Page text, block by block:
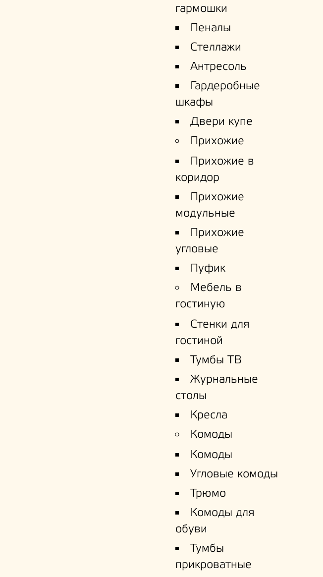
гармошки
Пеналы
Стеллажи
Антресоль
Гардеробные
шкафы
Двери купе
Прихожие
Прихожие в
коридор
Прихожие
модульные
Прихожие
угловые
Пуфик
Мебель в
гостиную
Стенки для
гостиной
Тумбы ТВ
Журнальные
столы
Кресла
Комоды
Комоды
Угловые комоды
Трюмо
Комоды для
обуви
Тумбы
прикроватные